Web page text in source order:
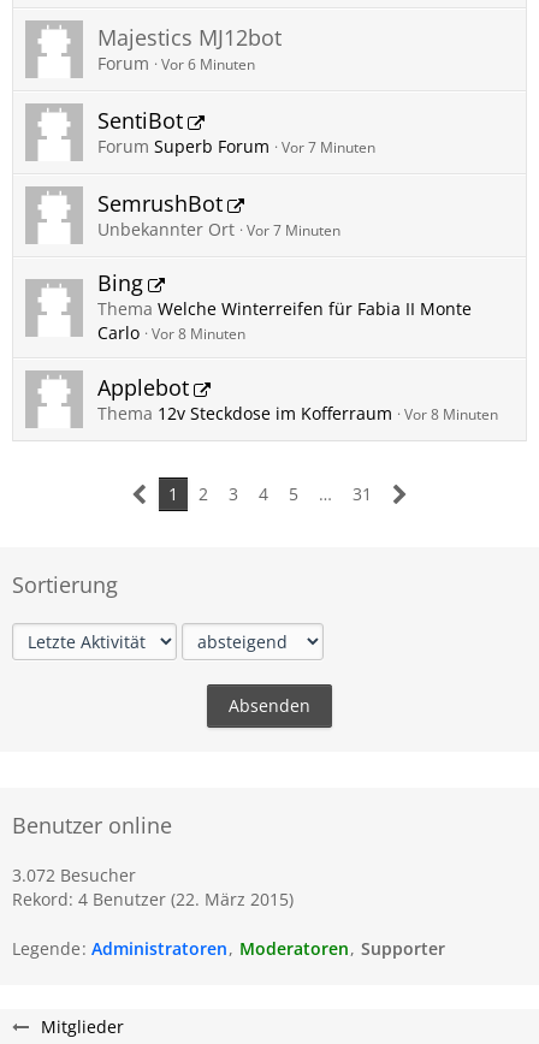
Majestics MJ12bot
Forum Vor 6 Minuten
SentiBot
Forum Superb Forum Vor 7 Minuten
SemrushBot
Unbekannter Ort Vor 7 Minuten
Bing
Thema Welche Winterreifen für Fabia II Monte
Carlo Vor 8 Minuten
Applebot
Thema 12v Steckdose im Kofferraum Vor 8 Minuten
1 2 3 4 5 … 31
Sortierung
Benutzer online
3.072 Besucher
Rekord: 4 Benutzer (22. März 2015)
Legende Administratoren Moderatoren Supporter
Mitglieder